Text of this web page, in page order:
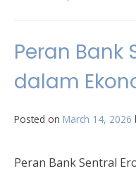
Peran Bank
dalam
Posted on March 14, 2026
Peran Bank Sentral